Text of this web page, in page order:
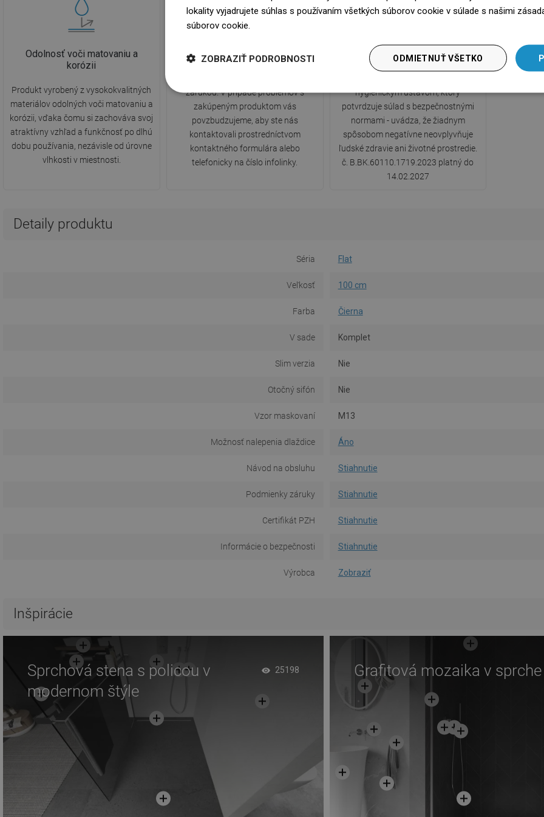
Odolnosť voči matovaniu a
korózii
Produkt vyrobený z vysokokvalitných
materiálov odolných voči matovaniu a
korózii, vďaka čomu si zachováva svoj
atraktívny vzhľad a funkčnosť po dlhú
dobu používania, nezávisle od úrovne
vlhkosti v miestnosti.
10 rokov záruka
zárukou. V prípade problémov s
zakúpeným produktom vás
povzbudzujeme, aby ste nás
kontaktovali prostredníctvom
kontaktného formulára alebo
telefonicky na číslo infolinky.
Hygienický certifikát PZH
hygienickým ústavom, ktorý
potvrdzuje súlad s bezpečnostnými
normami - uvádza, že žiadnym
spôsobom negatívne neovplyvňuje
ľudské zdravie ani životné prostredie.
č. B.BK.60110.1719.2023 platný do
14.02.2027
Detaily produktu
Séria Flat
Veľkosť 100 cm
Farba Čierna
V sade Komplet
Slim verzia Nie
Otočný sifón Nie
Vzor maskovaní M13
Možnosť nalepenia dlaždice Áno
Návod na obsluhu Stiahnutie
Podmienky záruky Stiahnutie
Certifikát PZH Stiahnutie
Informácie o bezpečnosti Stiahnutie
Výrobca Zobraziť
Inšpirácie
Sprchová stena s policou v
modernom štýle
25198 Grafitová mozaika v sprche
lokality vyjadrujete súhlas s používaním všetkých súborov cookie v súlade s našimi
súborov cookie.
ODMIETNUŤ VŠETKO
ZOBRAZIŤ PODROBNOSTI